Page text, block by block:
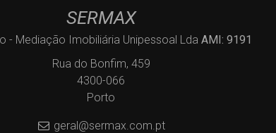
SERMAX
- Mediação Imobiliária Unipessoal Lda AMI: 9191
Rua do Bonfim, 459
4300-066
Porto
geral@sermax.com.pt